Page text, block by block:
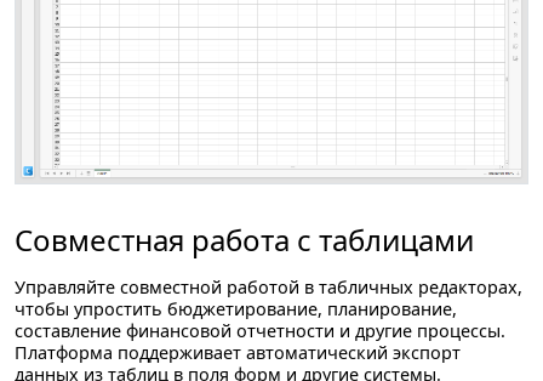
Совместная работа с таблицами
Управляйте совместной работой в табличных редакторах,
чтобы упростить бюджетирование, планирование,
составление финансовой отчетности и другие процессы.
Платформа поддерживает автоматический экспорт
данных из таблиц в поля форм и другие системы.